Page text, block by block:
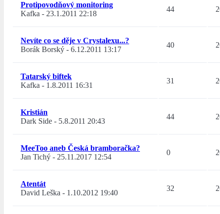
Protipovodňový monitoring
Kafka - 23.1.2011 22:18
44
Nevíte co se děje v Crystalexu...?
Borák Borský - 6.12.2011 13:17
40
Tatarský biftek
Kafka - 1.8.2011 16:31
31
Kristián
Dark Side - 5.8.2011 20:43
44
MeeToo aneb Česká bramboračka?
Jan Tichý - 25.11.2017 12:54
0
Atentát
David Leška - 1.10.2012 19:40
32